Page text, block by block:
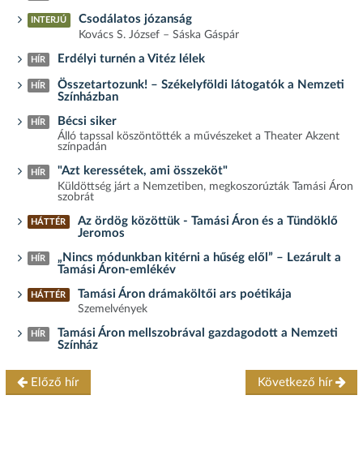
INTERJÚ Csodálatos józanság
Kovács S. József – Sáska Gáspár
HÍR Erdélyi turnén a Vitéz lélek
HÍR
Összetartozunk! – Székelyföldi látogatók a Nemzeti
Színházban
HÍR Bécsi siker
Álló tapssal köszöntötték a művészeket a Theater Akzent
színpadán
HÍR "Azt keressétek, ami összeköt"
Küldöttség járt a Nemzetiben, megkoszorúzták Tamási Áron
szobrát
HÁTTÉR
Az ördög közöttük - Tamási Áron és a Tündöklő
Jeromos
HÍR
„Nincs módunkban kitérni a hűség elől” – Lezárult a
Tamási Áron-emlékév
HÁTTÉR Tamási Áron drámaköltői ars poétikája
Szemelvények
HÍR
Tamási Áron mellszobrával gazdagodott a Nemzeti
Színház
Előző hír Következő hír